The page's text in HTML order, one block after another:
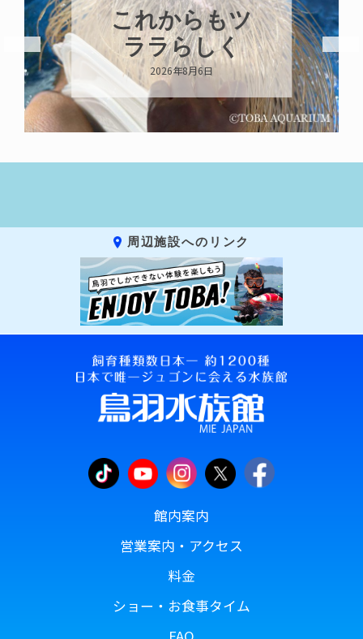
これからもツ
ララらしく
2026年8月6日
周辺施設へのリンク
館内案内
営業案内・アクセス
料金
ショー・お食事タイム